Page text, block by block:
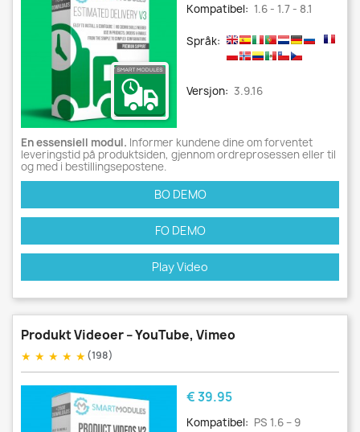
Kompatibel: 1.6 - 1.7 - 8.1
Språk:
Versjon: 3.9.16
En essensiell modul. Informer kundene dine om forventet
leveringstid på produktsiden, gjennom ordreprosessen eller til
og med i bestillingsepostene.
BO DEMO
FO DEMO
Play Video
Produkt Videoer – YouTube, Vimeo
★ ★ ★ ★ ★(198)
Pris
€ 39.95
Kompatibel: PS 1.6 – 9